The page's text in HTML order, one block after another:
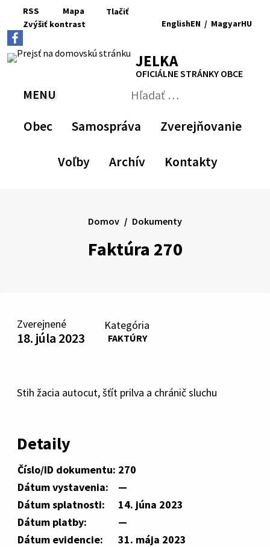
Preskočiť
obsah
RSS
RSS
Mapa
Mapa
Tlačiť
Zvýšiť kontrast
kontrast
veľkosťpôvodnú
veľkosť
písma
veľkosť
písma
EnglishEN
English
/ MagyarHU
Magyar
JELKA
OFICIÁLNE STRÁNKY OBCE
PREPNÚŤ
MENU
Obec Samospráva Zverejňovanie
Voľby Archív Kontakty
Hľadať:
formulár
Faktúra 270
Domov Dokumenty
Zverejnené
18. júla 2023
Kategória
FAKTÚRY
Stih žacia autocut, šťít prilva a chránič sluchu
Detaily
Číslo/ID dokumentu: 270
Dátum vystavenia:
—
Dátum splatnosti:
14. júna 2023
Dátum platby:
—
Dátum evidencie:
31. mája 2023